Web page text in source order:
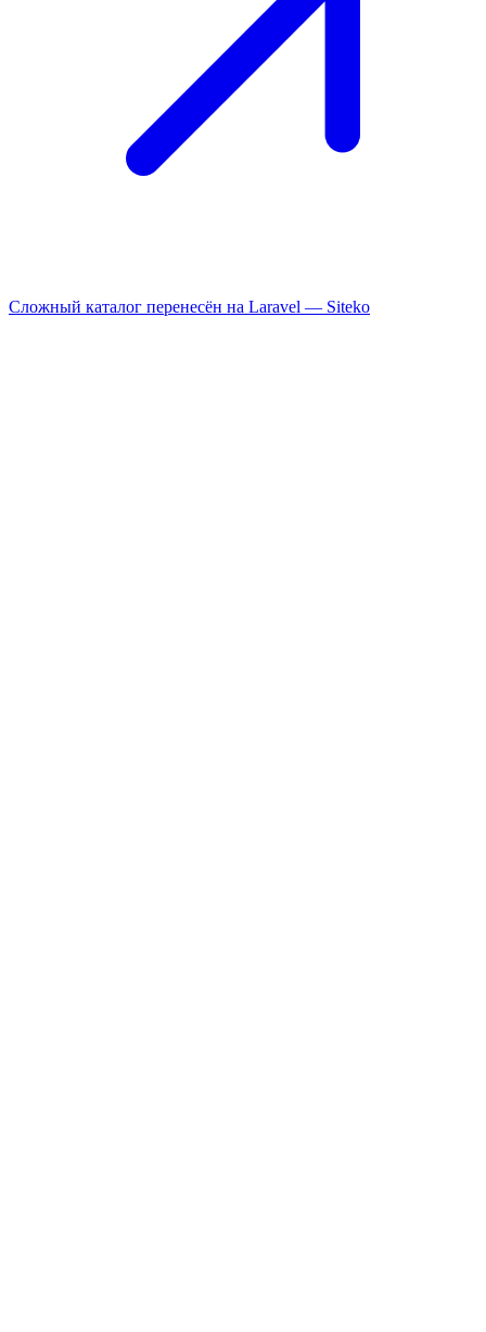
Сложный каталог перенесён на Laravel — Siteko